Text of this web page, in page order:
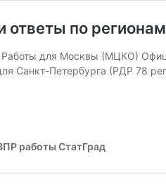
ответы по регионам
Работы для Москвы (МЦКО)
Санкт-Петербурга (РДР 78
работы СтатГрад